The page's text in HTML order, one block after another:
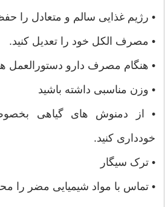
• رژیم غذایی سالم و متعادل را
• مصرف الکل خود را تعدیل کنید.
• هنگام مصرف دارو دستورالعمل ها
• وزن مناسبی داشته باشید
• از دمنوش های گیاهی
خودداری کنید.
• ترک سیگار
• تماس با مواد شیمیایی مضر را